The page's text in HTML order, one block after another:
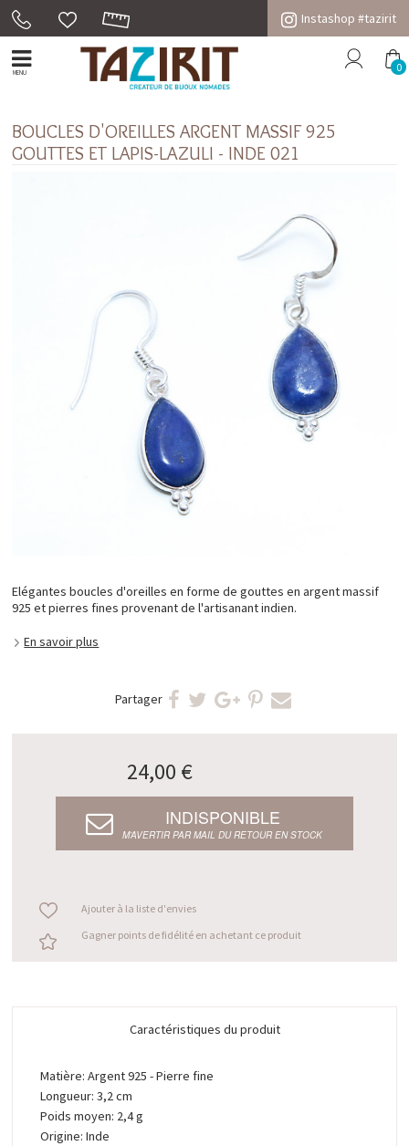
Instashop #tazirit
MENU 0
BOUCLES D'OREILLES ARGENT MASSIF 925
GOUTTES ET LAPIS-LAZULI - INDE 021
Elégantes boucles d'oreilles en forme de gouttes en argent massif
925 et pierres fines provenant de l'artisanant indien.
En savoir plus
Partager
24,00 €
INDISPONIBLE
M’AVERTIR PAR MAIL DU RETOUR EN STOCK
Ajouter à la liste d'envies
Gagner points de fidélité en achetant ce produit
Caractéristiques du produit
Matière: Argent 925 - Pierre fine
Longueur: 3,2 cm
Poids moyen: 2,4 g
Origine: Inde